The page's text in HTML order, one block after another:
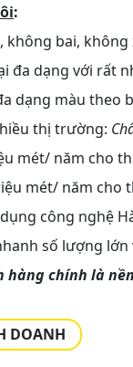
:
bai, không
đa dạng với rất
dạng màu theo
thị trường:
mét/ năm cho
mét/ năm cho
công nghệ
số lượng lớn
chính là
DOANH